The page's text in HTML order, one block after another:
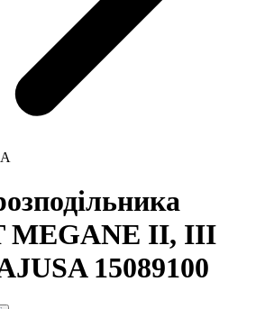
MEGANE II, III
15089100